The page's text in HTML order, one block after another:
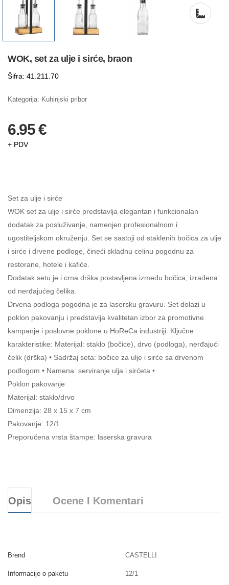
WOK, set za ulje i sirće, braon
Šifra: 41.211.70
Kategorija: Kuhinjski pribor
6.95 €
+ PDV
Set za ulje i sirće
WOK set za ulje i sirće predstavlja elegantan i funkcionalan
dodatak za posluživanje, namenjen profesionalnom i
ugostiteljskom okruženju. Set se sastoji od staklenih bočica za ulje
i sirće i drvene podloge, čineći skladnu celinu pogodnu za
restorane, hotele i kafiće.
Dodatak setu je i crna drška postavljena između bočica, izrađena
od nerđajućeg čelika.
Drvena podloga pogodna je za lasersku gravuru. Set dolazi u
poklon pakovanju i predstavlja kvalitetan izbor za promotivne
kampanje i poslovne poklone u HoReCa industriji. Ključne
karakteristike: Materijal: staklo (bočice), drvo (podloga), nerđajući
čelik (drška) • Sadržaj seta: bočice za ulje i sirće sa drvenom
podlogom • Namena: serviranje ulja i sirćeta •
Poklon pakovanje
Materijal: staklo/drvo
Dimenzija: 28 x 15 x 7 cm
Pakovanje: 12/1
Preporučena vrsta štampe: laserska gravura
Opis Ocene I Komentari
Brend CASTELLI
Informacije o paketu 12/1